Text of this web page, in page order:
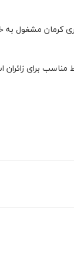
کرمان مشغول
مناسب برای